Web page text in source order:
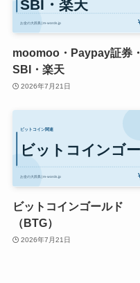
moomoo・Paypay証券・
SBI・楽天
2026年7月21日
ビットコインゴールド
（BTG）
2026年7月21日